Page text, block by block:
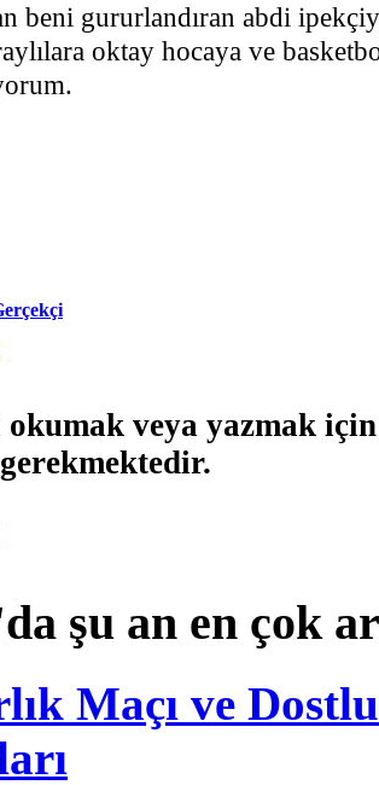
beni gururlandıran abdi
oktay hocaya ve
okumak veya yazmak
şu an en çok
Maçı ve